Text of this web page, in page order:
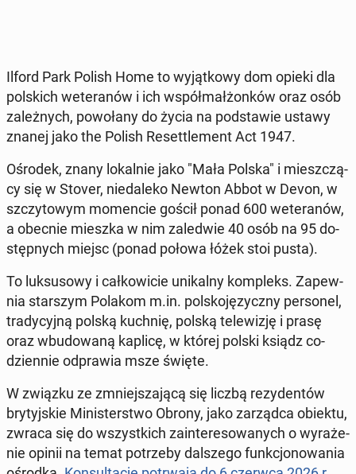
Ilford Park Polish Home to wy­jąt­ko­wy dom opieki dla
pol­skich we­te­ra­nów i ich współ­mał­żon­ków oraz osób
za­leż­nych, po­wo­ła­ny do życia na pod­sta­wie ustawy
znanej jako the Polish Re­set­tle­ment Act 1947.
Ośrodek, znany lo­kal­nie jako "Mała Polska" i miesz­czą­
cy się w Stover, nie­da­le­ko Newton Abbot w Devon, w
szczy­to­wym mo­men­cie gościł ponad 600 we­te­ra­nów,
a obecnie mieszka w nim za­le­d­wie 40 osób na 95 do­
stęp­nych miejsc (ponad połowa łóżek stoi pusta).
To luk­su­so­wy i cał­ko­wi­cie uni­kal­ny kom­pleks. Za­pew­
nia star­szym Polakom m.in. pol­sko­ję­zycz­ny per­so­nel ,
tra­dy­cyj­ną polską kuchnię, polską te­le­wi­zję i prasę
oraz wbu­do­wa­ną kaplicę, w której polski ksiądz co­
dzien­nie od­pra­wia msze święte.
W związku ze zmniej­sza­ją­cą się liczbą re­zy­den­tów
bry­tyj­skie Mi­ni­ster­stwo Obrony, jako za­rząd­ca obiektu,
zwraca się do wszyst­kich za­in­te­re­so­wa­nych o wy­ra­że­
nie opinii na temat po­trze­by dal­sze­go funk­cjo­no­wa­nia